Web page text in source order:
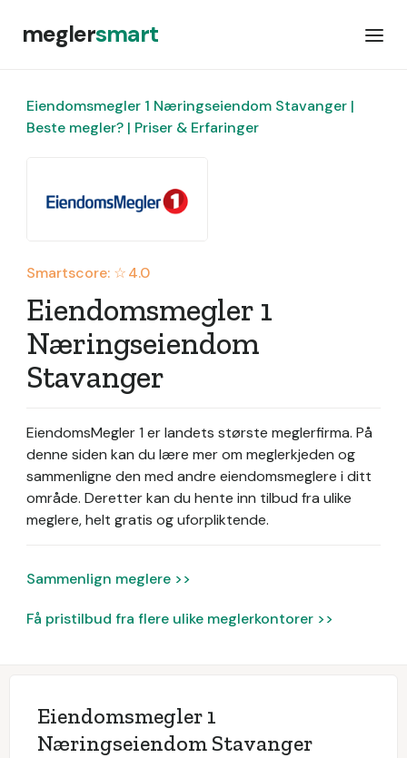
meglersmart
Eiendomsmegler 1 Næringseiendom Stavanger |
Beste megler? | Priser & Erfaringer
Smartscore: ☆4.0
Eiendomsmegler 1
Næringseiendom
Stavanger
EiendomsMegler 1 er landets største meglerfirma. På
denne siden kan du lære mer om meglerkjeden og
sammenligne den med andre eiendomsmeglere i ditt
område. Deretter kan du hente inn tilbud fra ulike
meglere, helt gratis og uforpliktende.
Sammenlign meglere >>
Få pristilbud fra flere ulike meglerkontorer >>
Eiendomsmegler 1
Næringseiendom Stavanger